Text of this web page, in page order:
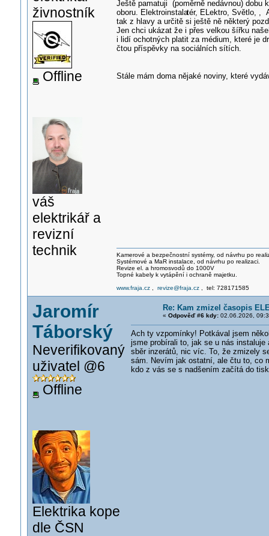
živnostník
Offline
váš
elektrikář a
revizní
technik
Ještě pamatuji (poměrně nedávnou) dobu
oboru. Elektroinstalatér, ELektro, Světlo, ,
tak z hlavy a určitě si ještě ně některý
Jen chci ukázat že i přes velkou šířku
i lidí ochotných platit za médium, které je
čtou příspěvky na sociálních sítích.
Stále mám doma nějaké noviny, které
Kamerové a bezpečnostní systémy, od návrhu po
Systémové a MaR instalace, od návrhu po realizaci.
Revize el. a hromosvodů do 1000V
Topné kabely k vytápění i ochraně majetku.
www.fraja.cz, revize@fraja.cz, tel: 728171585
Jaromír
Táborský
Neverifikovaný
uživatel @6
Offline
Elektrika kope
dle ČSN
Re: Kam zmizel časopis
« Odpověď #6 kdy:02.06.2026,
Ach ty vzpomínky! Potkával jsem
jsme probírali to, jak se u nás
sběr inzerátů, nic víc. To, že zmizely
sám. Nevím jak ostatní, ale čtu to, co
kdo z vás se s nadšením začítá do